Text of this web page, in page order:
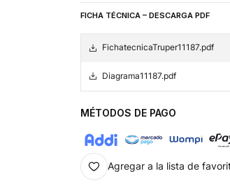
FICHA TÉCNICA – DESCARGA PDF
FichatecnicaTruper11187.pdf
Diagrama11187.pdf
MÉTODOS DE PAGO
Agregar a la lista de